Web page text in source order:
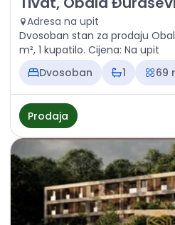
Adresa na upit
Dvosoban stan za prodaju
m², 1 kupatilo. Cijena: Na upit
Dvosoban
1 69
Prodaja